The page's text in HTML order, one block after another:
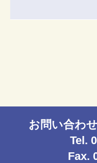
お問い合わ
Tel.
Fax.